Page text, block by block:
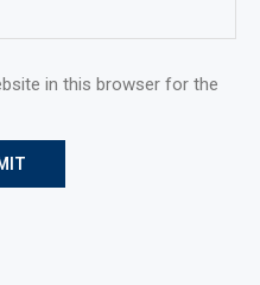
in this browser for the